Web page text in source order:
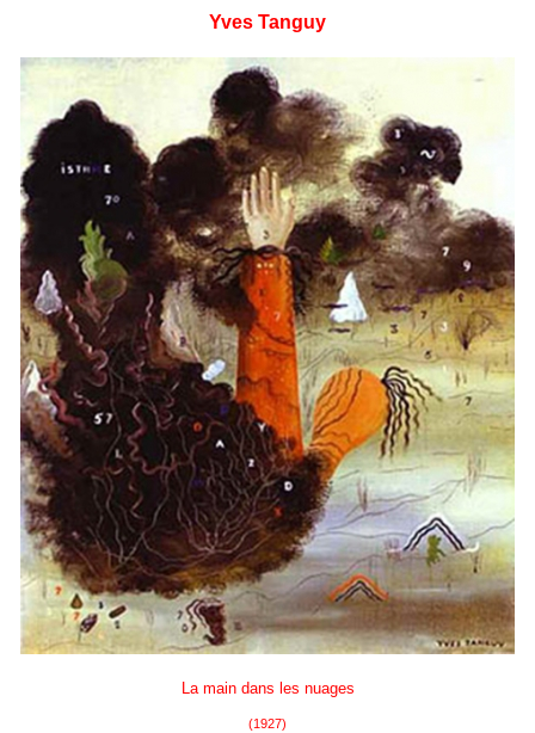
Yves Tanguy
La main dans les nuages
(1927)